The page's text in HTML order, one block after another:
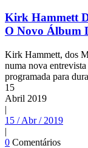
Kirk Hammett
O Novo Álbum
Kirk Hammett, dos
numa nova
programada para
15
Abril 2019
|
15 / Abr / 2019
|
0 Comentários